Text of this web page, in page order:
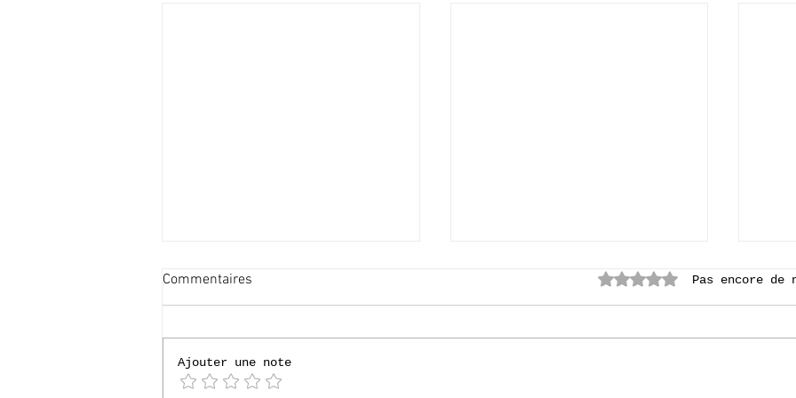
[P4] Loverval 2026
Commentaires Noté 0 étoile sur 5.
Pas encore de
Ajouter une note